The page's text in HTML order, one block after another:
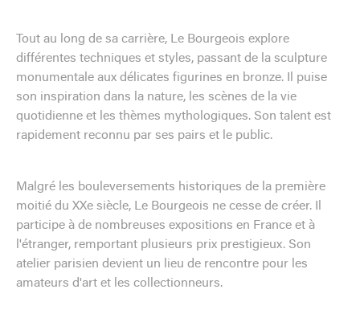
Tout au long de sa carrière, Le Bourgeois explore
différentes techniques et styles, passant de la sculpture
monumentale aux délicates figurines en bronze. Il puise
son inspiration dans la nature, les scènes de la vie
quotidienne et les thèmes mythologiques. Son talent est
rapidement reconnu par ses pairs et le public.
Malgré les bouleversements historiques de la première
moitié du XXe siècle, Le Bourgeois ne cesse de créer. Il
participe à de nombreuses expositions en France et à
l'étranger, remportant plusieurs prix prestigieux. Son
atelier parisien devient un lieu de rencontre pour les
amateurs d'art et les collectionneurs.